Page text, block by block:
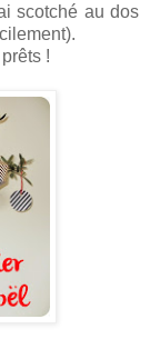
scotché au dos
!